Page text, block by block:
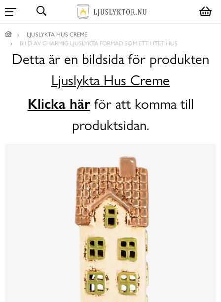
LJUSLYKTA HUS CREME
BILD AV CHARMIG LJUSLYKTA FORMAD SOM ETT LITET HUS
Detta är en bildsida för produkten
Ljuslykta Hus Creme
Klicka härför att komma till
produktsidan.